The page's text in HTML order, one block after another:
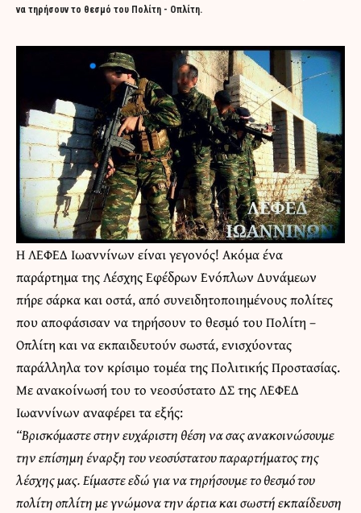
να τηρήσουν το θεσμό του Πολίτη - Οπλίτη.
ΗΛΕΦΕΔ Ιωαννίνων είναι γεγονός! Ακόμα ένα
παράρτημα της Λέσχης Εφέδρων Ενόπλων Δυνάμεων
πήρε σάρκα και οστά, από συνειδητοποιημένους πολίτες
που αποφάσισαν να τηρήσουν το θεσμό του Πολίτη –
Οπλίτη και να εκπαιδευτούν σωστά, ενισχύοντας
παράλληλα τον κρίσιμο τομέα της Πολιτικής Προστασίας.
Με ανακοίνωσή του το νεοσύστατο ΔΣ της ΛΕΦΕΔ
Ιωαννίνων αναφέρει τα εξής:
“Βρισκόμαστε στην ευχάριστη θέση να σας ανακοινώσουμε
την επίσημη έναρξη του νεοσύστατου παραρτήματος της
λέσχης μας. Είμαστε εδώ για να τηρήσουμε το θεσμό του
πολίτη οπλίτη με γνώμονα την άρτια και σωστή εκπαίδευση